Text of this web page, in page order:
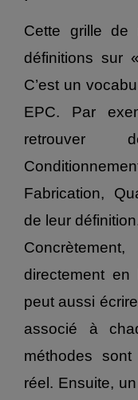
Cette grille de
définitions sur
C’est un
EPC. Par
retrouver
Fabrication,
de leur
directement
peut aussi
associé à
méthodes
réel. Ensuite,